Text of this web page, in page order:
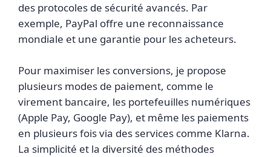
des protocoles de sécurité avancés. Par
exemple, PayPal offre une reconnaissance
mondiale et une garantie pour les acheteurs.
Pour maximiser les conversions, je propose
plusieurs modes de paiement, comme le
virement bancaire, les portefeuilles numériques
(Apple Pay, Google Pay), et même les paiements
en plusieurs fois via des services comme Klarna.
La simplicité et la diversité des méthodes